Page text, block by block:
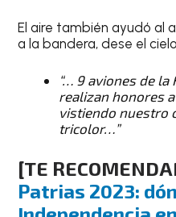
El aire también ayudó al
a la bandera, dese el
“… 9 aviones de la
realizan honores
vistiendo nuestro
tricolor…”
[TE
Patrias 2023: